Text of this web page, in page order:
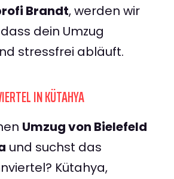
Brandt, werden wir
dein Umzug
stressfrei abläuft.
IN KÜTAHYA
Umzug von Bielefeld
und suchst das
Kütahya,